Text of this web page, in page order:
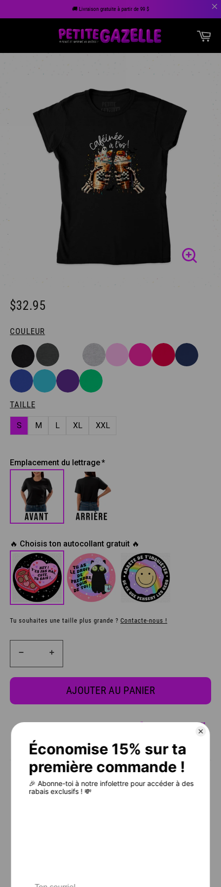
🚚 Livraison gratuite à partir de 99 $
$32.95
COULEUR
TAILLE
S M L XL XXL
Emplacement du lettrage
🔥 Choisis ton autocollant gratuit 🔥
Tu souhaites une taille plus grande ? Contacte-nous !
AJOUTER AU PANIER
CHARTE DES TAILLES
⚠️ IL EST FORTEMENT RECOMMANDÉ DE BIEN CONSULTER LA
CHARTE DES TAILLES AVANT DE PLACER TA COMMANDE.